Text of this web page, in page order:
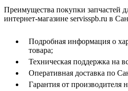
Преимущества покупки запчастей
интернет-магазине servisspb.ru в
Подробная информация о
товара;
Техническая поддержка на
Оперативная доставка по
Гарантия от производителя